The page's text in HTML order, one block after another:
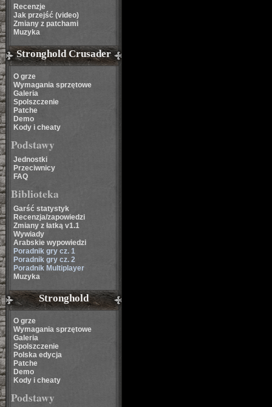
Recenzje
Jak przejść (video)
Zmiany z patchami
Muzyka
Stronghold Crusader
O grze
Wymagania sprzętowe
Galeria
Spolszczenie
Patche
Demo
Kody i cheaty
Podstawy
Jednostki
Przeciwnicy
FAQ
Biblioteka
Garść statystyk
Recenzja/zapowiedzi
Zmiany z łatką v1.1
Wywiady
Arabskie wypowiedzi
Poradnik gry cz. 1
Poradnik gry cz. 2
Poradnik Multiplayer
Muzyka
Stronghold
O grze
Wymagania sprzętowe
Galeria
Spolszczenie
Polska edycja
Patche
Demo
Kody i cheaty
Podstawy